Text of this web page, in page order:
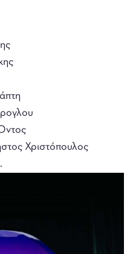
Χριστόπουλος